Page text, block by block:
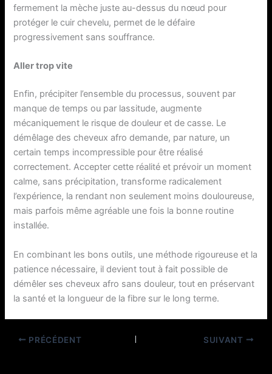
fermement la mèche juste au-dessus du nœud pour
protéger le cuir chevelu, permet de le défaire
progressivement sans souffrance.
Aller trop vite
Enfin, précipiter l’ensemble du processus, souvent par
manque de temps ou par lassitude, augmente
mécaniquement le risque de douleur et de casse. Le
démêlage des cheveux afro demande, par nature, un
certain temps incompressible pour être réalisé
correctement. Accepter cette réalité et prévoir un moment
calme, sans précipitation, transforme radicalement
l’expérience, la rendant non seulement moins douloureuse,
mais parfois même agréable une fois la bonne routine
installée.
En combinant les bons outils, une méthode rigoureuse et la
patience nécessaire, il devient tout à fait possible de
démêler ses cheveux afro sans douleur, tout en préservant
la santé et la longueur de la fibre sur le long terme.
PRÉCÉDENT SUIVANT